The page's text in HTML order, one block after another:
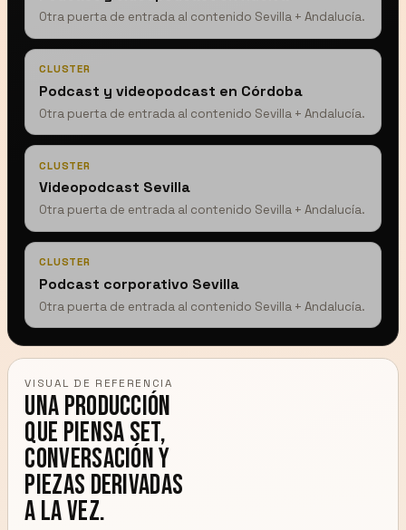
Otra puerta de entrada al contenido Sevilla + Andalucía.
CLUSTER
Podcast y videopodcast en Córdoba
Otra puerta de entrada al contenido Sevilla + Andalucía.
CLUSTER
Videopodcast Sevilla
Otra puerta de entrada al contenido Sevilla + Andalucía.
CLUSTER
Podcast corporativo Sevilla
Otra puerta de entrada al contenido Sevilla + Andalucía.
VISUAL DE REFERENCIA
Una producción
que piensa set,
conversación y
piezas derivadas
a la vez.